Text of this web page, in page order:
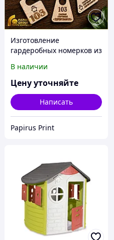
Изготовление
гардеробных номерков из
В наличии
Цену уточняйте
Написать
Papirus Print